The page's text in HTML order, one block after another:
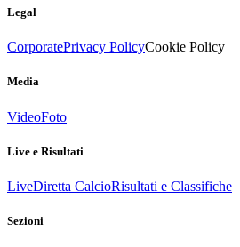
Legal
CorporatePrivacy PolicyCookie Policy
Media
VideoFoto
Live e Risultati
LiveDiretta CalcioRisultati e Classifiche
Sezioni